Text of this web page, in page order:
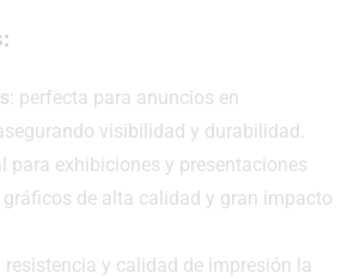
: perfecta para anuncios en
visibilidad y durabilidad.
para exhibiciones y presentaciones
gráficos de alta calidad y gran impacto
resistencia y calidad de impresión la